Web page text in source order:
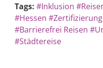
Tags: #Inklusion
#Hessen #Zertifizierung
#Barrierefrei Reisen
#Städtereise